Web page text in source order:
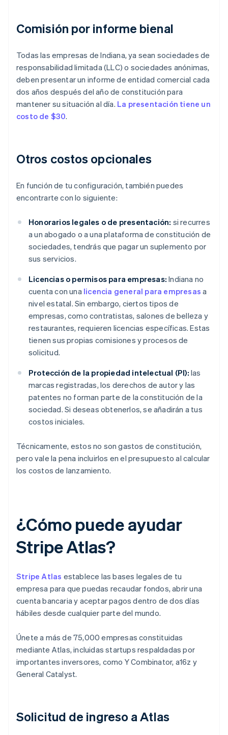
Comisión por informe bienal
Todas las empresas de Indiana, ya sean sociedades de
responsabilidad limitada (LLC) o sociedades anónimas,
deben presentar un informe de entidad comercial cada
dos años después del año de constitución para
mantener su situación al día. La presentación tiene un
costo de $30.
Otros costos opcionales
En función de tu configuración, también puedes
encontrarte con lo siguiente:
Honorarios legales o de presentación: si recurres
a un abogado o a una plataforma de constitución de
sociedades, tendrás que pagar un suplemento por
sus servicios.
Licencias o permisos para empresas: Indiana no
cuenta con una licencia general para empresas a
nivel estatal. Sin embargo, ciertos tipos de
empresas, como contratistas, salones de belleza y
restaurantes, requieren licencias específicas. Estas
tienen sus propias comisiones y procesos de
solicitud.
Protección de la propiedad intelectual (PI): las
marcas registradas, los derechos de autor y las
patentes no forman parte de la constitución de la
sociedad. Si deseas obtenerlos, se añadirán a tus
costos iniciales.
Técnicamente, estos no son gastos de constitución,
pero vale la pena incluirlos en el presupuesto al calcular
los costos de lanzamiento.
¿Cómo puede ayudar
Stripe Atlas?
Stripe Atlas establece las bases legales de tu
empresa para que puedas recaudar fondos, abrir una
cuenta bancaria y aceptar pagos dentro de dos días
hábiles desde cualquier parte del mundo.
Únete a más de 75,000 empresas constituidas
mediante Atlas, incluidas startups respaldadas por
importantes inversores, como Y Combinator, a16z y
General Catalyst.
Solicitud de ingreso a Atlas